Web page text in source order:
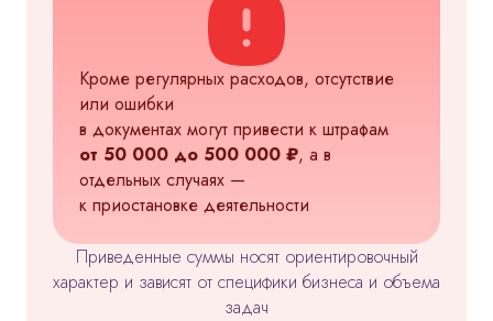
Кроме регулярных расходов, отсутствие
или ошибки
в документах могут привести к штрафам
от 50 000 до 500 000 ₽, а в
отдельных случаях —
к приостановке деятельности
Приведенные суммы носят ориентировочный
характер и зависят от специфики бизнеса и объема
задач